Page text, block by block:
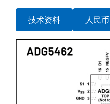
技术资料 人民币